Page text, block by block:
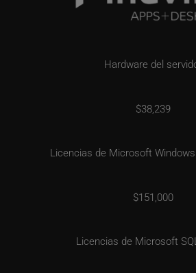
Hardware del
$38,239
Licencias de Microsoft
$151,000
Licencias de Microsoft